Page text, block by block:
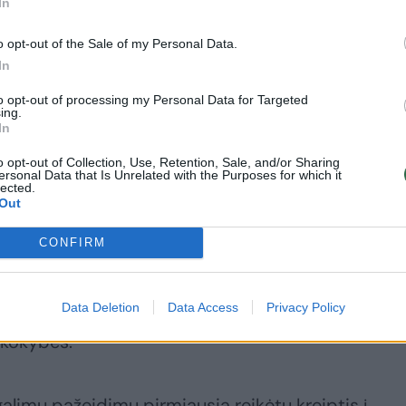
opt-out of the Sale of my Personal Data.
opt-out of processing my Personal Data for Targeted
opt-out of Collection, Use, Retention, Sale, and/or Sharing
Data that Is Unrelated with the Purposes for which it
CONFIRM
Data Deletion Data Access Privacy Policy
obligacijos sulaukė 11
prakalbo apie kelis
paramą
stebi renovacijos darbų eigą ir pirmieji
labai svarbu, kad bet kokie nesklandumai ar
– padarytos nuotraukos, užrašytos
net ir maža, smulkmena gali būti itin